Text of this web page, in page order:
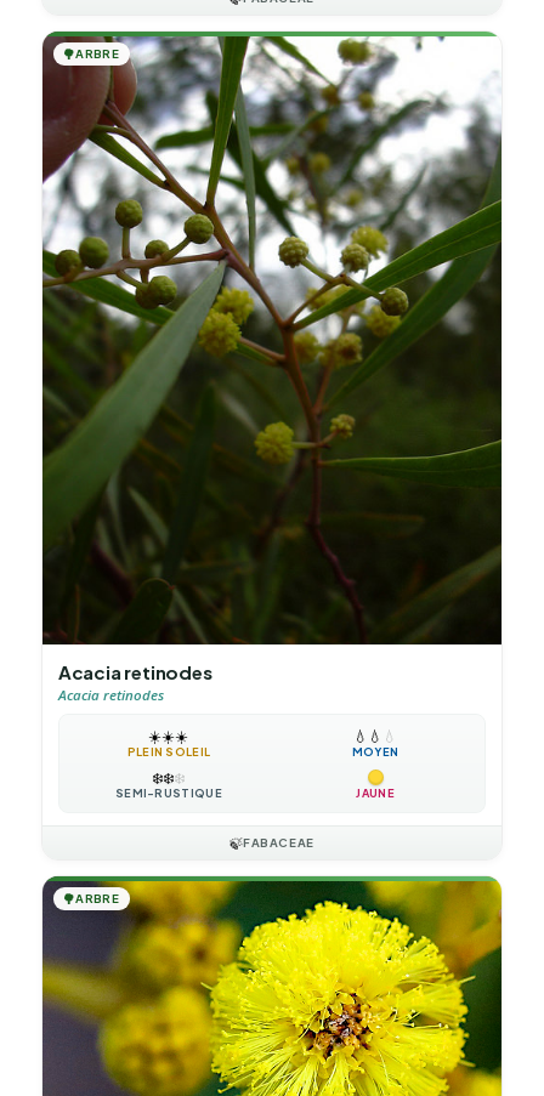
🌳ARBRE
Acacia retinodes
Acacia retinodes
☀️☀️☀️
PLEIN SOLEIL
💧 💧 💧
MOYEN
❄️❄️❄️
SEMI-RUSTIQUE JAUNE
🍃FABACEAE
🌳ARBRE